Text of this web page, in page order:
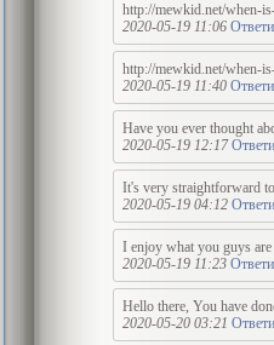
http://mewkid.net/when-
2020-05-19 11:06
http://mewkid.net/when-
2020-05-19 11:40
Have you ever thought
2020-05-19 12:17
It's very straightforward
2020-05-19 04:12
I enjoy what you guys
2020-05-19 11:23
Hello there, You have
2020-05-20 03:21